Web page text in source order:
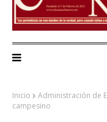
Inicio
Administración de
campesino